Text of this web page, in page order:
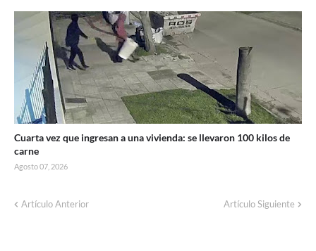
Cuarta vez que ingresan a una vivienda: se llevaron 100 kilos de
carne
Agosto 07, 2026
Artículo Anterior Artículo Siguiente
Corte de energía programado para este